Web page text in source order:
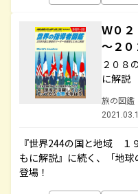
Ｗ０
～２
２０８
に解説
旅の図鑑
『世界244の国と地域 １
もに解説』に続く、「地
登場！